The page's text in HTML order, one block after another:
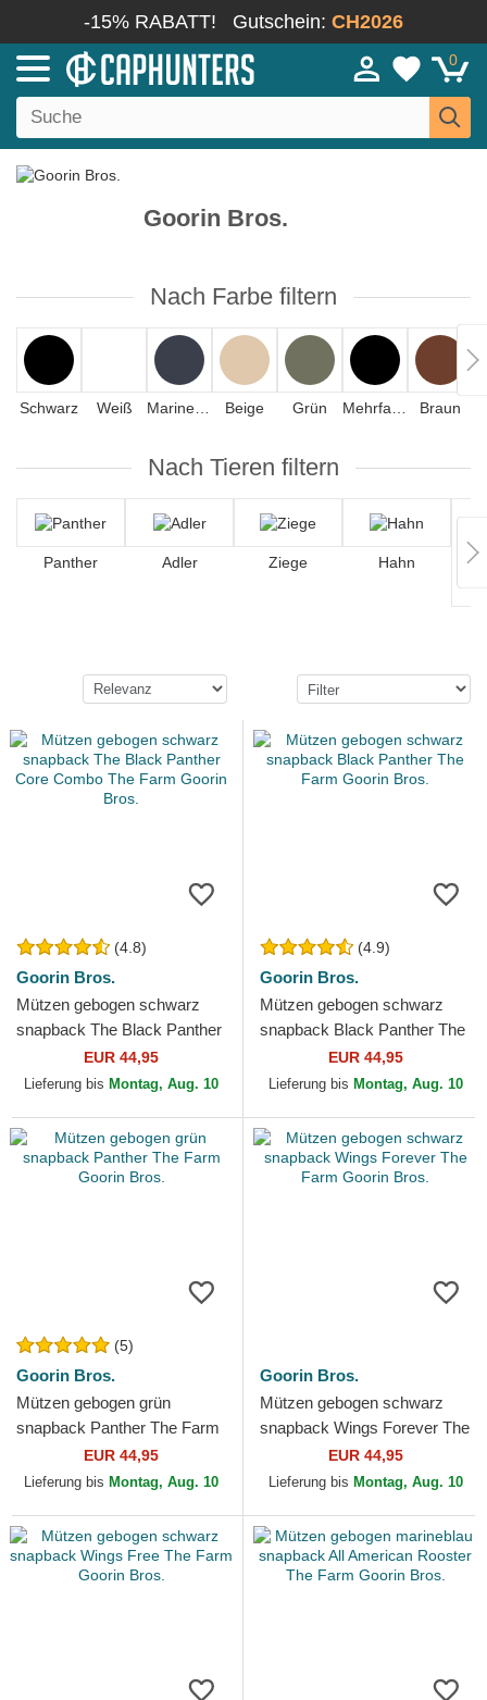
-15% RABATT! Gutschein: CH2026
0
Goorin Bros.
Nach Farbe filtern
Schwarz Weiß Beige Grün Braun
Nach Tieren filtern
Panther Adler Ziege Hahn
(4.8)
Goorin Bros.
Mützen gebogen schwarz
snapback The Black Panther
Core Combo The Farm
Goorin Bros.
EUR 44,95
Lieferung bis Montag, Aug. 10
(4.9)
Goorin Bros.
Mützen gebogen schwarz
snapback Black Panther The
Farm Goorin Bros.
EUR 44,95
Lieferung bis Montag, Aug. 10
(5)
Goorin Bros.
Mützen gebogen grün
snapback Panther The Farm
Goorin Bros.EUR 44,95
Lieferung bis Montag, Aug. 10
Goorin Bros.
Mützen gebogen schwarz
snapback Wings Forever The
Farm Goorin Bros.
EUR 44,95
Lieferung bis Montag, Aug. 10